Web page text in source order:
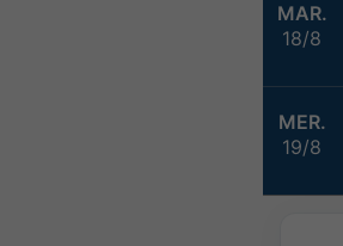
MAR.
18/8
MER.
19/8